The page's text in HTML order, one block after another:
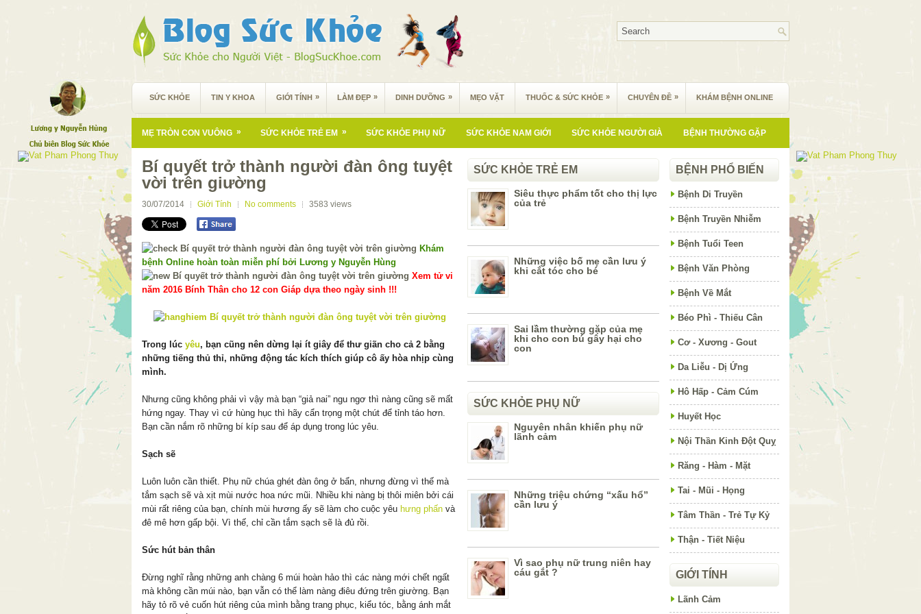
SỨC KHỎE TIN Y KHOA GIỚI TÍNH » LÀM ĐẸP » DINH DƯỠNG » MẸO VẶT THUỐC & SỨC KHỎE » CHUYÊN ĐỀ » KHÁM BỆNH ONLINE
MẸ TRÒN CON VUÔNG » SỨC KHỎE TRẺ EM » SỨC KHỎE PHỤ NỮ SỨC KHỎE NAM GIỚI SỨC KHỎE NGƯỜI GIÀ BỆNH THƯỜNG GẶP
Bí quyết trở thành người đàn ông tuyệt
vời trên giường
30/07/2014 Giới Tính No comments 3583 views
Khám
bệnh Online hoàn toàn miễn phí bởi Lương y Nguyễn Hùng
Xem tử vi
năm 2016 Bính Thân cho 12 con Giáp dựa theo ngày sinh !!!
Trong lúc yêu, bạn cũng nên dừng lại ít giây để thư giãn cho cả 2 bằng
những tiếng thủ thỉ, những động tác kích thích giúp cô ấy hòa nhịp cùng
mình.
Nhưng cũng không phải vì vậy mà bạn “giả nai” ngu ngơ thì nàng cũng sẽ mất
hứng ngay. Thay vì cứ hùng hục thì hãy cẩn trọng một chút để tỉnh táo hơn.
Bạn cần nắm rõ những bí kíp sau để áp dụng trong lúc yêu.
Sạch sẽ
Luôn luôn cần thiết. Phụ nữ chúa ghét đàn ông ở bẩn, nhưng đừng vì thế mà
tắm sạch sẽ và xịt mùi nước hoa nức mũi. Nhiều khi nàng bị thôi miên bởi cái
mùi rất riêng của bạn, chính mùi hương ấy sẽ làm cho cuộc yêu hưng phấn và
đê mê hơn gấp bội. Vì thế, chỉ cần tắm sạch sẽ là đủ rồi.
Sức hút bản thân
Đừng nghĩ rằng những anh chàng 6 múi hoàn hảo thì các nàng mới chết ngất
mà không cần múi nào, bạn vẫn có thể làm nàng điêu đứng trên giường. Bạn
hãy tỏ rõ vẻ cuốn hút riêng của mình bằng trang phục, kiểu tóc, bằng ánh mắt
SỨC KHỎE TRẺ EM
Siêu thực phẩm tốt cho thị lực
của trẻ
Những việc bố mẹ cần lưu ý
khi cắt tóc cho bé
Sai lầm thường gặp của mẹ
khi cho con bú gây hại cho
con
SỨC KHỎE PHỤ NỮ
Nguyên nhân khiến phụ nữ
lãnh cảm
Những triệu chứng “xấu hổ”
cần lưu ý
Vì sao phụ nữ trung niên hay
cáu gắt ?
BỆNH PHỔ BIẾN
Bệnh Di Truyền
Bệnh Truyền Nhiễm
Bệnh Tuổi Teen
Bệnh Văn Phòng
Bệnh Về Mắt
Béo Phì - Thiếu Cân
Cơ - Xương - Gout
Da Liễu - Dị Ứng
Hô Hấp - Cảm Cúm
Huyết Học
Nội Thần Kinh Đột Quỵ
Răng - Hàm - Mặt
Tai - Mũi - Họng
Tâm Thần - Trẻ Tự Kỷ
Thận - Tiết Niệu
GIỚI TÍNH
Lãnh Cảm